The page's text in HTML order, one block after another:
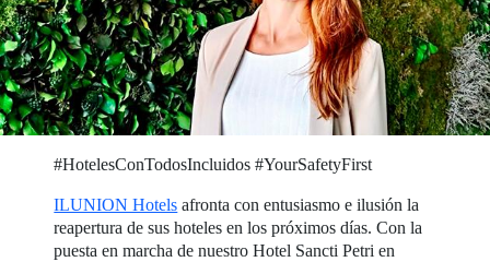
#HotelesConTodosIncluidos #YourSafetyFirst
ILUNION Hotels afronta con entusiasmo e ilusión la
reapertura de sus hoteles en los próximos días. Con la
puesta en marcha de nuestro Hotel Sancti Petri en